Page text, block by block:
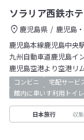
ソラリア西鉄ホ
鹿児島県 鹿児島
鹿児島本線鹿児島中央
九州自動車道鹿児島イ
鹿児島空港より空港リ
コンビニ 宅配サービ
館内に車いす利用トイレ
日本旅行 収